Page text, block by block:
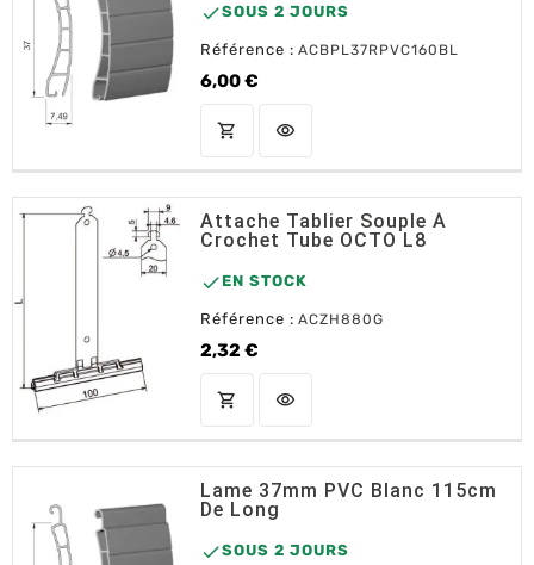
SOUS 2 JOURS
Référence : ACBPL37RPVC160BL
6,00 €
Prix
shopping_cart AJOUTER AU PANIER
visibility
Attache Tablier Souple À
Crochet Tube OCTO L8
 EN STOCK
Référence : ACZH880G
2,32 €
Prix
shopping_cart AJOUTER AU PANIER
visibility
Lame 37mm PVC Blanc 115cm
De Long
SOUS 2 JOURS